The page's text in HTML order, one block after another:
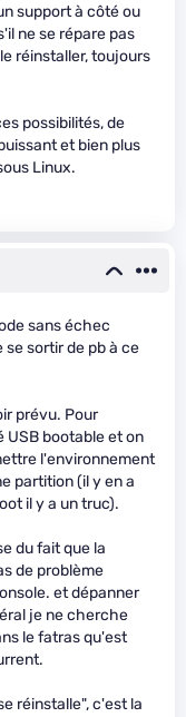
support à côté ou
ne se répare pas
réinstaller, toujours
possibilités, de
et bien plus
Linux.
sans échec
sortir de pb à ce
prévu. Pour
USB bootable et on
l'environnement
partition (il y en a
il y a un truc).
du fait que la
de problème
et dépanner
je ne cherche
le fatras qu'est
réinstalle", c'est la